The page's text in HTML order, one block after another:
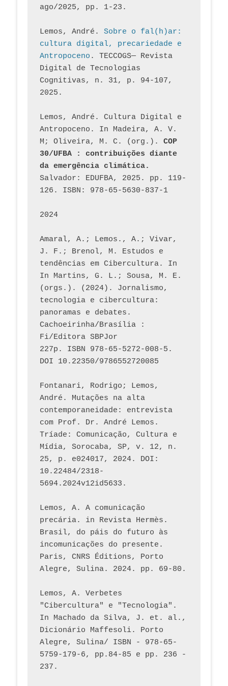
ago/2025, pp. 1-23.
Lemos, André. Sobre o fal(h)ar:
cultura digital, precariedade e
Antropoceno . TECCOGS— Revista
Digital de Tecnologias
Cognitivas, n. 31, p. 94-107,
2025.
Lemos, André. Cultura Digital e
Antropoceno. In Madeira, A. V.
M; Oliveira, M. C. (org.). COP
30/UFBA : contribuições diante
da emergência climática.
Salvador: EDUFBA, 2025. pp. 119-
126. ISBN: 978-65-5630-837-1
2024
Amaral, A.; Lemos., A.; Vivar,
J. F.; Brenol, M. Estudos e
tendências em Cibercultura. In
In Martins, G. L.; Sousa, M. E.
(orgs.). (2024). Jornalismo,
tecnologia e cibercultura:
panoramas e debates.
Cachoeirinha/Brasília :
Fi/Editora SBPJor
227p. ISBN 978-65-5272-008-5.
DOI 10.22350/9786552720085
Fontanari, Rodrigo; Lemos,
André. Mutações na alta
contemporaneidade: entrevista
com Prof. Dr. André Lemos.
Tríade: Comunicação, Cultura e
Mídia, Sorocaba, SP, v. 12, n.
25, p. e024017, 2024. DOI:
10.22484/2318-
5694.2024v12id5633.
Lemos, A. A comunicação
precária. in Revista Hermès.
Brasil, do páis do futuro às
incomunicações do presente.
Paris, CNRS Éditions, Porto
Lemos, A. Verbetes
"Cibercultura" e "Tecnologia".
In Machado da Silva, J. et. al.,
Dicionário Maffesoli. Porto
Alegre, Sulina/ ISBN - 978-65-
5759-179-6, pp.84-85 e pp. 236 -
237.